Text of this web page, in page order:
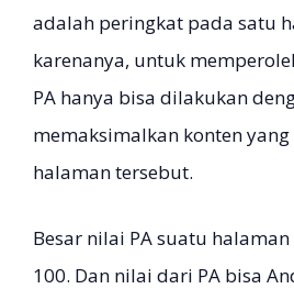
adalah peringkat pada satu
karenanya, untuk
PA hanya bisa dilakukan
memaksimalkan konten
halaman tersebut.
Besar nilai PA suatu
100. Dan nilai dari PA bisa